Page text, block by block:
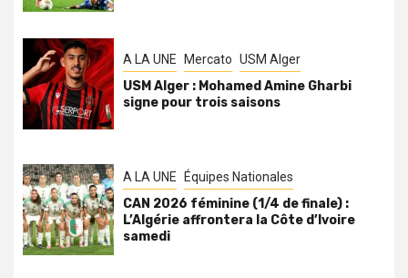
A LA UNE Mercato USM Alger
USM Alger : Mohamed Amine Gharbi
signe pour trois saisons
A LA UNE Équipes Nationales
CAN 2026 féminine (1/4 de finale) :
L’Algérie affrontera la Côte d’Ivoire
samedi